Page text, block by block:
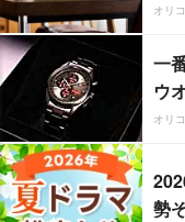
オリ
一
ウ
オリ
勢